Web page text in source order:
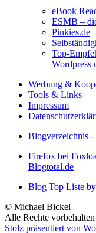
eBook
ESMB –
Pinkies.de
Top-
Wordpress
Werbung &
Tools & Links
Impressum
Blogverzeichnis
Firefox bei
Blogtotal.de
Blog Top Liste
© Michael Bickel
Alle Rechte vorbehalten
Stolz präsentiert von